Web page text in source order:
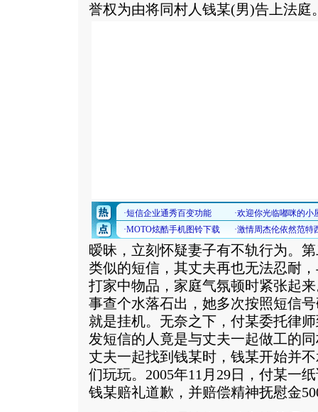
誉权为由将同村人钱某(男)告上法庭
暧昧，立刻怀疑妻子有不轨行为。
类似的短信，其丈夫再也无法忍耐
打家中物品，家庭气氛顿时紧张起
事查个水落石出，她多次按照短信
就是挂机。无奈之下，付某委托律
发短信的人竟是与丈夫一起做工的
丈夫一起找到钱某时，钱某开始并
们玩玩。2005年11月29日，付某一
钱某赔礼道歉，并赔偿精神抚慰金